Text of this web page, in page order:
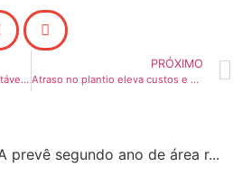
Preço do arroz se mantém estável no Rio Grande do Sul
PRÓXIMO
Atraso no plantio eleva custos e gera apreensão no setor
prevê segundo ano de área r...